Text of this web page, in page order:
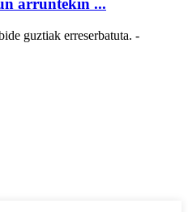
arruntekin ...
guztiak erreserbatuta. -